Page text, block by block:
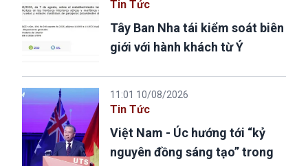
Tin Tức
Tây Ban Nha tái kiểm soát biên
giới với hành khách từ Ý
11:01 10/08/2026
Tin Tức
Việt Nam - Úc hướng tới “kỷ
nguyên đồng sáng tạo” trong